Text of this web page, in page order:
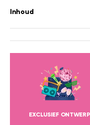
Inhoud
EXCLUSIEF ONTWERP